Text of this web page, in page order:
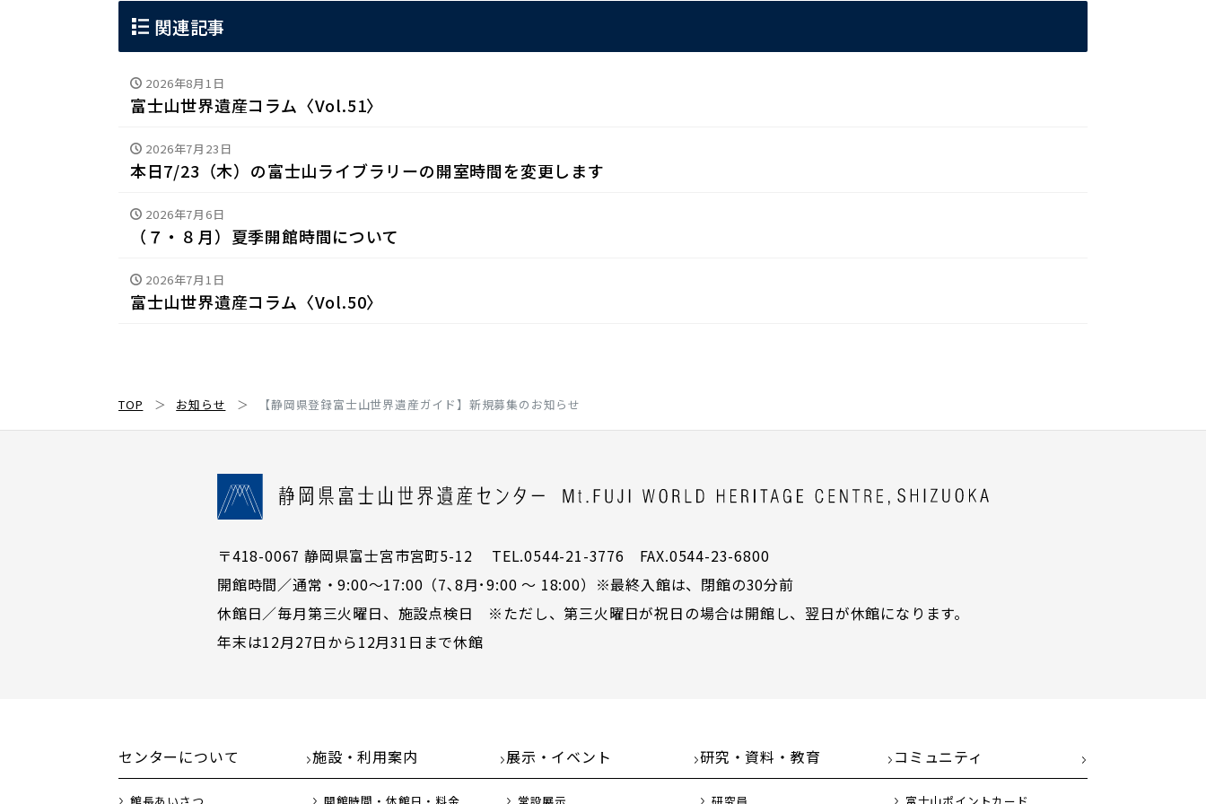
関連記事
2026年8月1日
富士山世界遺産コラム〈Vol.51〉
2026年7月23日
本日7/23（木）の富士山ライブラリーの開室時間を変更します
2026年7月6日
（７・８月）夏季開館時間について
2026年7月1日
富士山世界遺産コラム〈Vol.50〉
TOP お知らせ 【静岡県登録富士山世界遺産ガイド】新規募集のお知らせ
〒418-0067 静岡県富士宮市宮町5-12 TEL.0544-21-3776 FAX.0544-23-6800
開館時間／通常・9:00〜17:00（7､8月･9:00 ～ 18:00）※最終入館は、閉館の30分前
休館日／毎月第三火曜日、施設点検日 ※ただし、第三火曜日が祝日の場合は開館し、翌日が休館になります。
年末は12月27日から12月31日まで休館
センターについて 施設・利用案内 展示・イベント 研究・資料・教育 コミュニティ